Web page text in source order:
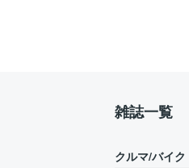
雑誌一覧
クルマ/バイク